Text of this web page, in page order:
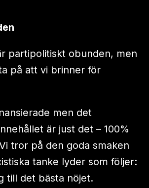
partipolitiskt obunden, men
på att vi brinner för
men det
är just det – 100%
tror på den goda smaken
tanke lyder som följer:
till det bästa nöjet.